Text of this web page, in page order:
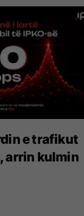
e trafikut
arrin kulmin